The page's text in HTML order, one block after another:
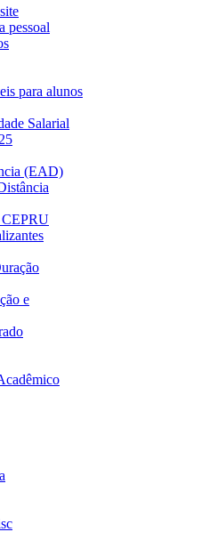
pessoal
para alunos
Salarial
(EAD)
CEPRU
e